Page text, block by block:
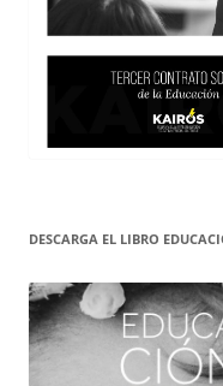
DESCARGA EL LIBRO